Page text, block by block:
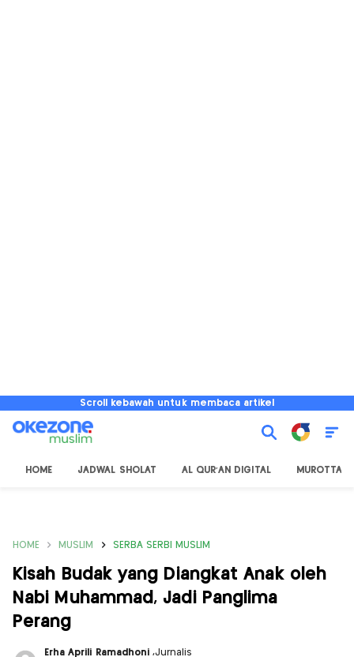
Scroll kebawah untuk membaca artikel
HOME JADWAL SHOLAT AL QUR'AN DIGITAL MUROTTAL
HOME MUSLIM SERBA SERBI MUSLIM
Kisah Budak yang Diangkat Anak oleh
Nabi Muhammad, Jadi Panglima
Perang
Erha Aprili Ramadhoni,Jurnalis